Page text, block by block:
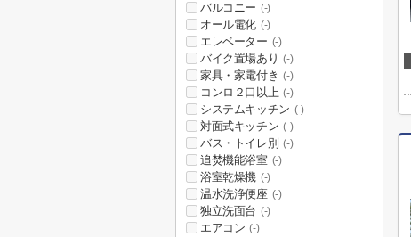
バルコニー (-)
オール電化 (-)
エレベーター (-)
バイク置場あり (-)
家具・家電付き (-)
コンロ２口以上 (-)
システムキッチン (-)
対面式キッチン (-)
バス・トイレ別 (-)
追焚機能浴室 (-)
浴室乾燥機 (-)
温水洗浄便座 (-)
独立洗面台 (-)
エアコン (-)